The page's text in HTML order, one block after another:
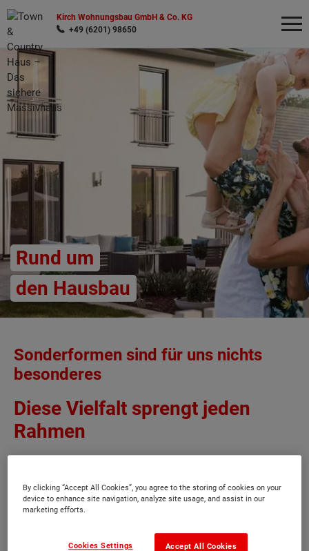
Kirch Wohnungsbau GmbH & Co. KG
+49 (6201) 98650
Rund um
den Hausbau
Sonderformen sind für uns nichts
besonderes
Diese Vielfalt sprengt jeden
Rahmen
Ihrer Träume aussieht, Weru hat die dazu
passenden Fenster. Von ganz normalen
Schrägfenstern und Sonderformen aller Art
Wonach möchten Sie suchen?
By clicking “Accept All Cookies”, you agree to the storing of cookies on your
device to enhance site navigation, analyze site usage, and assist in our
marketing efforts.
Accept All Cookies
Cookies Settings